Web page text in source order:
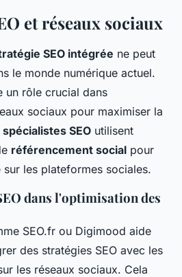
et réseaux sociaux
SEO intégrée ne peut
le monde numérique actuel.
un rôle crucial dans
sociaux pour maximiser la
spécialistes SEO utilisent
référencement social pour
les plateformes sociales.
dans l'optimisation des
SEO.fr ou Digimood aide
des stratégies SEO avec les
les réseaux sociaux. Cela